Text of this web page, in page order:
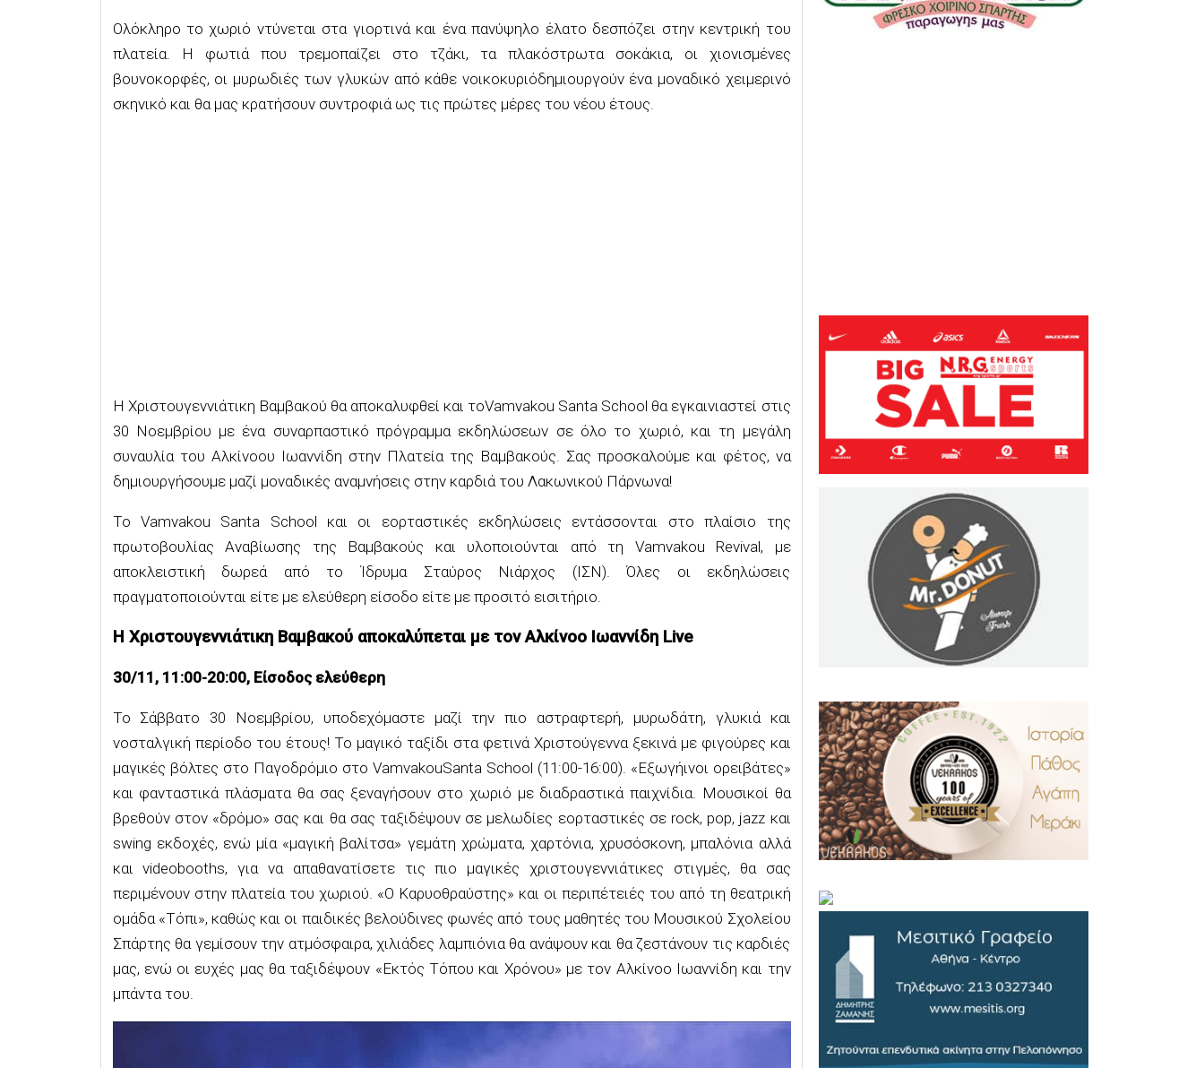
Ολόκληρο το χωριό ντύνεται στα γιορτινάκαι ένα πανύψηλο έλατο δεσπόζει στην κεντρική του
πλατεία.
Η φωτιά που τρεμοπαίζει στο τζάκι, τα πλακόστρωτα σοκάκια, οι χιονισμένες
βουνοκορφές, οι μυρωδιές των γλυκών από κάθε νοικοκυριόδημιουργούν ένα μοναδικό χειμερινό
σκηνικό και θα μας κρατήσουν συντροφιά ως τις πρώτες μέρες του νέου έτους.
Η Χριστουγεννιάτικη Βαμβακού θα αποκαλυφθεί και τοVamvakou Santa School θα εγκαινιαστεί στις
30 Νοεμβρίου με ένα συναρπαστικό πρόγραμμα εκδηλώσεων σε όλο το χωριό, και τη μεγάλη
συναυλία του Αλκίνοου Ιωαννίδη στην Πλατεία της Βαμβακούς Σας προσκαλούμε και φέτος, να
δημιουργήσουμε μαζί μοναδικές αναμνήσεις στην καρδιά του Λακωνικού Πάρνωνα!
Το Vamvakou Santa School και οι εορταστικές εκδηλώσεις εντάσσονται στο πλαίσιο της
πρωτοβουλίας Αναβίωσης της Βαμβακούς και υλοποιούνται από τη Vamvakou Revival, με
αποκλειστική δωρεά από το Ίδρυμα Σταύρος Νιάρχος (ΙΣΝ). Όλες οι εκδηλώσεις
πραγματοποιούνται είτε με ελεύθερη είσοδο είτε με προσιτό εισιτήριο.
Η Χριστουγεννιάτικη Βαμβακού αποκαλύπεται με τον Αλκίνοο Ιωαννίδη Live
30/11, 11:00-20:00, Είσοδος ελεύθερη
Το Σάββατο 30 Νοεμβρίου, υποδεχόμαστεμαζί την πιο αστραφτερή, μυρωδάτη, γλυκιά και
νοσταλγική περίοδο του έτους! Το μαγικό ταξίδι στα φετινά Χριστούγεννα ξεκινά με φιγούρες και
μαγικές βόλτες στο Παγοδρόμιο στο VamvakouSanta School (11:00-1 6:00) «Εξωγήινοι ορειβάτες»
και φανταστικά πλάσματα θα σας ξεναγήσουν στο χωριό με διαδραστικά παιχνίδια. Μουσικοί θα
βρεθούν στον «δρόμο» σας και θα σας ταξιδέψουν σε μελωδίες εορταστικές σε rock, pop, jazz και
swing εκδοχές, ενώ μία «μαγική βαλίτσα» γεμάτη χρώματα, χαρτόνια, χρυσόσκονη, μπαλόνια αλλά
καιvideobooths, για να απαθανατίσετε τις πιο μαγικές χριστουγεννιάτικες στιγμές, θα σας
περιμένουν στην πλατεία του χωριού . «Ο Καρυοθραύστης» και οι περιπέτειές του από τη θεατρική
ομάδα «Τόπι», καθώς και οι παιδικές βελούδινες φωνές από τους μαθητές του Μουσικού Σχολείου
Σπάρτης θα γεμίσουν την ατμόσφαιρα, χιλιάδες λαμπιόνια θα ανάψουν και θα ζεστάνουν τις καρδιές
μας, ενώ οι ευχές μας θα ταξιδέψουν «Εκτός Τόπου και Χρόνου» με τον Αλκίνοο Ιωαννίδη και την
μπάντα του